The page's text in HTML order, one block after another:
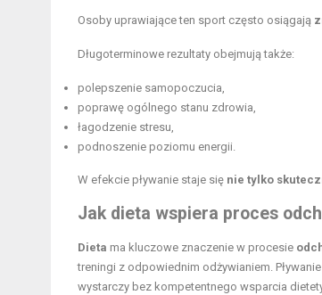
Osoby uprawiające ten sport często osiągają
Długoterminowe rezultaty obejmują także:
polepszenie samopoczucia,
poprawę ogólnego stanu zdrowia,
łagodzenie stresu,
podnoszenie poziomu energii.
W efekcie pływanie staje się nie tylko
Jak dieta wspiera proces
Dieta ma kluczowe znaczenie w procesie
treningi z odpowiednim odżywianiem.
wystarczy bez kompetentnego wsparcia